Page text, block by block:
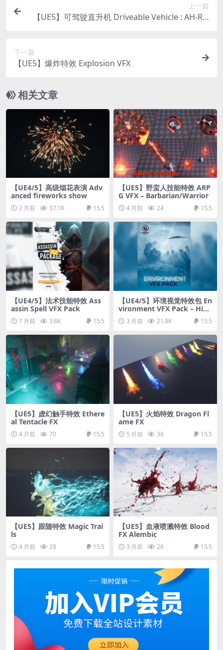
上一篇
【UE5】可驾驶直升机 Driveable Vehicle : AH-Rai
下一篇
【UE5】爆炸特效 Explosion VFX
相关文章
【UE4/5】高级烟花表演 Adv
anced fireworks show
2 月前 37.1K 15.5
【UE5】野蛮人技能特效 ARP
G VFX – Barbarian/Warrior
4 月前 24 15.5
【UE4/5】法术技能特效 Ass
assin Spell VFX Pack
7 月前 3.8K 15.5
【UE4/5】环境视觉特效包 En
vironment VFX Pack – High
Quality
3 月前 21.8K 15.5
【UE5】虚幻触手特效 Ethere
al Tentacle FX
4 月前 70 15.5
【UE5】火焰特效 Dragon Fl
ame FX
5 月前 36 15.5
【UE5】跟随特效 Magic Trai
ls
4 月前 28 15.5
【UE5】血液喷溅特效 Blood
FX Alembic
3 月前 26 15.5